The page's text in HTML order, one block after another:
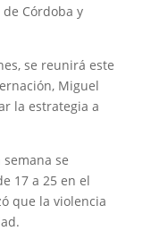
Córdoba y
se reunirá este
Miguel
la estrategia a
se
17 a 25 en el
que la violencia